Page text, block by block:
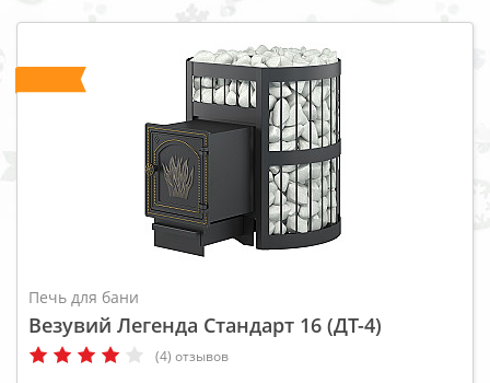
Печь для бани
Везувий Легенда Стандарт 16 (ДТ-4)
(4) отзывов